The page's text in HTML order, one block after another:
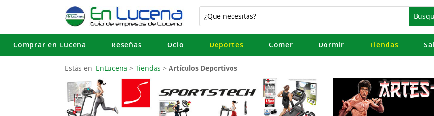
Comprar en Lucena Reseñas Ocio Deportes Comer Dormir Tiendas
Estás en: EnLucena >Tiendas >Artículos Deportivos